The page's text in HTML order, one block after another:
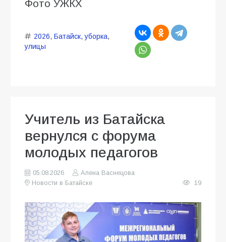
Фото УЖКХ
2026, Батайск,уборка,
улицы
Учитель из Батайска
вернулся с форума
молодых педагогов
05.08.2026
Алена Васнецова
Новости в Батайске
19